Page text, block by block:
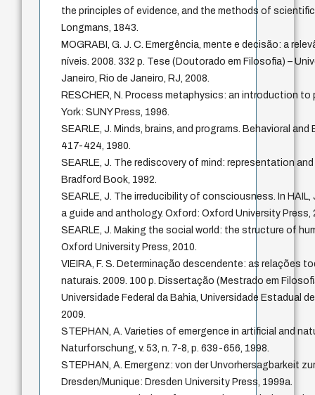
the principles of evidence, and the methods of
Longmans, 1843.
MOGRABI, G. J. C. Emergência, mente e decisão: a
níveis. 2008. 332 p. Tese (Doutorado em Filosofia) –
Janeiro, Rio de Janeiro, RJ, 2008.
RESCHER, N. Process metaphysics: an introduction to
York: SUNY Press, 1996.
SEARLE, J. Minds, brains, and programs. Behavioral and
417-424, 1980.
SEARLE, J. The rediscovery of mind: representation and
Bradford Book, 1992.
SEARLE, J. The irreducibility of consciousness. In
a guide and anthology. Oxford: Oxford University Press,
SEARLE, J. Making the social world: the structure of
Oxford University Press, 2010.
VIEIRA, F. S. Determinação descendente: as relações
naturais. 2009. 100 p. Dissertação (Mestrado em
Universidade Federal da Bahia, Universidade Estadual
2009.
STEPHAN, A. Varieties of emergence in artificial and
Naturforschung, v. 53, n. 7-8, p. 639-656, 1998.
STEPHAN, A. Emergenz: von der Unvorhersagbarkeit
Dresden/Munique: Dresden University Press, 1999a.